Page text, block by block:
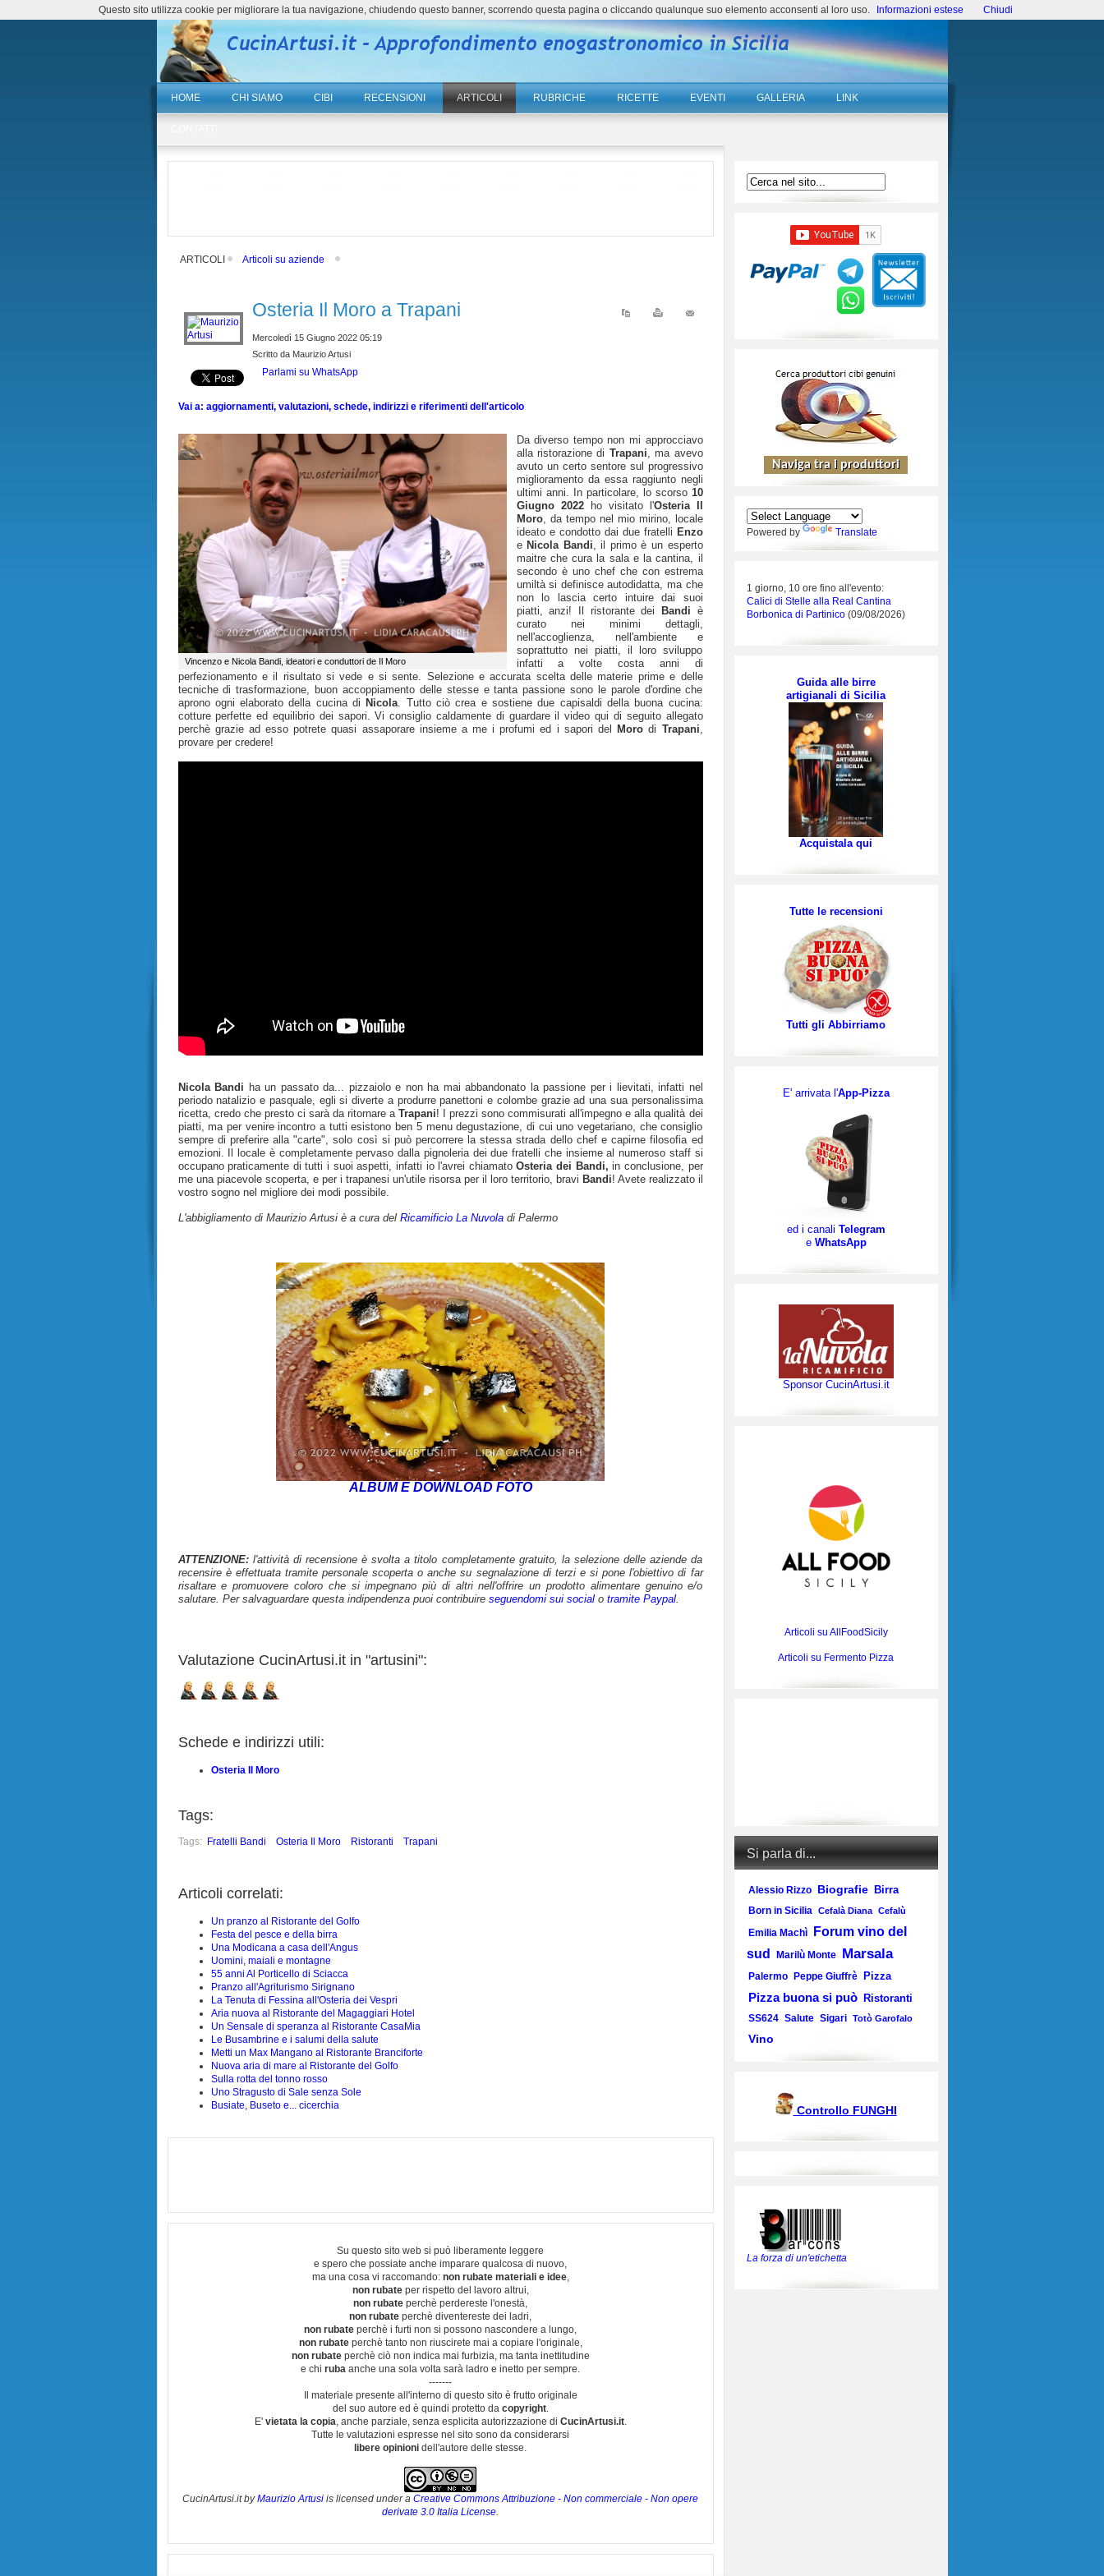
HOME CHI SIAMO CIBI RECENSIONI ARTICOLI RUBRICHE RICETTE EVENTI GALLERIA LINK
ARTICOLI Articoli su aziende
Osteria Il Moro a Trapani
Mercoledì 15 Giugno 2022 05:19
Scritto da Maurizio Artusi
Parlami su WhatsApp
Vai a: aggiornamenti, valutazioni, schede, indirizzi e riferimenti dell'articolo
Vincenzo e Nicola Bandi, ideatori e conduttori de Il Moro
Da diverso tempo non mi approcciavo
alla ristorazione di Trapani, ma avevo
avuto un certo sentore sul progressivo
miglioramento da essa raggiunto negli
ultimi anni. In particolare, lo scorso 10
Giugno 2022ho visitato l'Osteria Il
Moro, da tempo nel mio mirino, locale
ideato e condotto dai due fratelli Enzo
eNicola Bandi, il primo è un esperto
maitre che cura la sala e la cantina, il
secondo è uno chef che con estrema
umiltà si definisce autodidatta, ma che
non lo lascia certo intuire dai suoi
piatti, anzi! Il ristorante dei
Bandi è
curato nei minimi dettagli,
nell'accoglienza, nell'ambiente e
soprattutto nei piatti, il loro sviluppo
infatti a volte costa anni di
perfezionamento e il risultato si vede e si sente. Selezione e accurata scelta delle materie prime e delle
tecniche di trasformazione, buon accoppiamento delle stesse e tanta passione sono le parole d'ordine che
aprono ogni elaborato della cucina di Nicola. Tutto ciò crea e sostiene due capisaldi della buona cucina:
cotture perfette ed equilibrio dei sapori. Vi consiglio caldamente di guardare il video qui di seguito allegato
perchè grazie ad esso potrete quasi assaporare insieme a me i profumi ed i sapori del
Moro di Trapani,
provare per credere!
Nicola Bandi ha un passato da... pizzaiolo e non ha mai abbandonato la passione per i lievitati, infatti nel
periodo natalizio e pasquale, egli si diverte a produrre panettoni e colombe grazie ad una sua personalissima
ricetta, credo che presto ci sarà da ritornare a Trapani! I prezzi sono commisurati all'impegno e alla qualità dei
piatti, ma per venire incontro a tutti esistono ben 5 menu degustazione, di cui uno vegetariano, che consiglio
sempre di preferire alla "carte", solo così si può percorrere la stessa strada dello chef e capirne filosofia ed
emozioni. Il locale è completamente pervaso dalla pignoleria dei due fratelli che insieme al numeroso staff si
occupano praticamente di tutti i suoi aspetti, infatti io l'avrei chiamatoOsteria dei Bandi,in conclusione, per
me una piacevole scoperta, e per i trapanesi un'utile risorsa per il loro territorio, bravi Bandi! Avete realizzato il
vostro sogno nel migliore dei modi possibile.
L'abbigliamento di Maurizio Artusi è a cura del Ricamificio La Nuvoladi Palermo
ALBUM E DOWNLOAD FOTO
ATTENZIONE:l'attività di recensione è svolta a titolo completamente gratuito, la selezione delle aziende da
recensire è effettuata tramite personale scoperta o anche su segnalazione di terzi e si pone l'obiettivo di far
risaltare e promuovere coloro che si impegnano più di altri nell'offrire un prodotto alimentare genuino e/o
salutare. Per salvaguardare questa indipendenza puoi contribuire seguendomi sui socialo tramite Paypal.
Valutazione CucinArtusi.it in "artusini":
Schede e indirizzi utili:
Osteria Il Moro
Tags:
Tags: Fratelli Bandi Osteria Il Moro Ristoranti Trapani
Articoli correlati:
Un pranzo al Ristorante del Golfo
Festa del pesce e della birra
Una Modicana a casa dell'Angus
Uomini, maiali e montagne
55 anni Al Porticello di Sciacca
Pranzo all'Agriturismo Sirignano
La Tenuta di Fessina all'Osteria dei Vespri
Aria nuova al Ristorante del Magaggiari Hotel
Un Sensale di speranza al Ristorante CasaMia
Le Busambrine e i salumi della salute
Metti un Max Mangano al Ristorante Branciforte
Nuova aria di mare al Ristorante del Golfo
Sulla rotta del tonno rosso
Uno Stragusto di Sale senza Sole
Busiate, Buseto e... cicerchia
Su questo sito web si può liberamente leggere
e spero che possiate anche imparare qualcosa di nuovo,
ma una cosa vi raccomando: non rubate materiali e idee,
non rubateper rispetto del lavoro altrui,
non rubate perchè perdereste l'onestà,
non rubate perchè diventereste dei ladri,
non rubate perchè i furti non si possono nascondere a lungo,
non rubateperchè tanto non riuscirete mai a copiare l'originale,
non rubateperchè ciò non indica mai furbizia, ma tanta inettitudine
e chi ruba anche una sola volta sarà ladro e inetto per sempre.
-------
Il materiale presente all'interno di questo sito è frutto originale
del suo autore ed è quindi protetto da copyright.
E' vietata la copia, anche parziale, senza esplicita autorizzazione di CucinArtusi.it.
Tutte le valutazioni espresse nel sito sono da considerarsi
libere opinioni dell'autore delle stesse.
CucinArtusi.itbyMaurizio Artusi is licensed under a Creative Commons Attribuzione - Non commerciale - Non opere
derivate 3.0 Italia License.
Powered by Translate
1 giorno, 10 ore fino all'evento:
Calici di Stelle alla Real Cantina
Borbonica di Partinico (09/08/2026)
Guida alle birre
artigianali di Sicilia
Acquistala qui
Tutte le recensioni
Tutti gli Abbirriamo
E' arrivata l'App-Pizza
ed i canali Telegram
e WhatsApp
Sponsor CucinArtusi.it
Articoli su AllFoodSicily
Articoli su Fermento Pizza
Si parla di...
Alessio Rizzo Biografie Birra
Born in Sicilia Cefalà Diana Cefalù
Emilia Machì
Forum vino del
sud
Marilù Monte Marsala
Palermo Peppe Giuffrè Pizza
Pizza buona si può Ristoranti
SS624 Salute Sigari Totò Garofalo
Vino
Controllo FUNGHI
La forza di un'etichetta
Questo sito utilizza cookie per migliorare la tua navigazione, chiudendo questo banner, scorrendo questa pagina o cliccando qualunque suo elemento acconsenti al loro uso. Informazioni estese Chiudi